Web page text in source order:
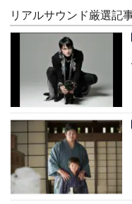
リアルサウンド厳選記